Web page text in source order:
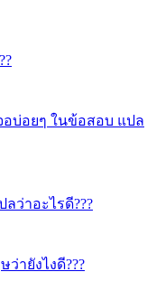
จอบ่อยๆ ในข้อสอบ แปล
ลว่าอะไรดี???
ว่ายังไงดี???